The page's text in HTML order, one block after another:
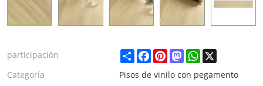
participación ShareFacebook
PinterestMastodonWhatsApp
X
Categoría
Pisos de vinilo con pegamento